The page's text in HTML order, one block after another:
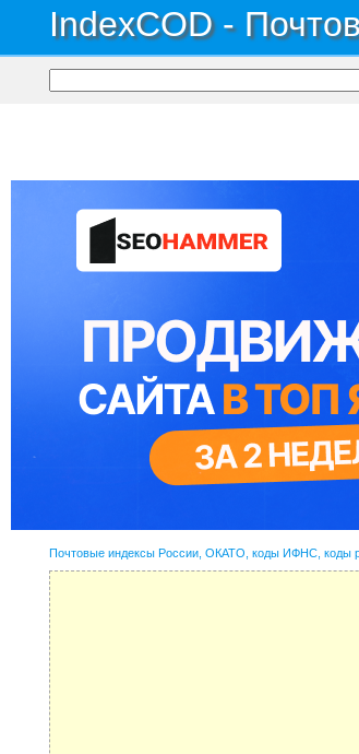
IndexCOD -
Почтовые индексы России, ОКАТО, коды ИФНС, коды